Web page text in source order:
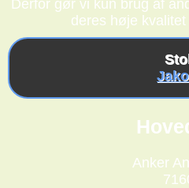
Derfor gør vi kun brug af
deres høje
Anker